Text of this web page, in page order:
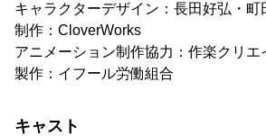
キャラクターデザイン：長田好弘・町
制作：CloverWorks
アニメーション制作協力：作楽クリエ
製作：イフール労働組合
キャスト